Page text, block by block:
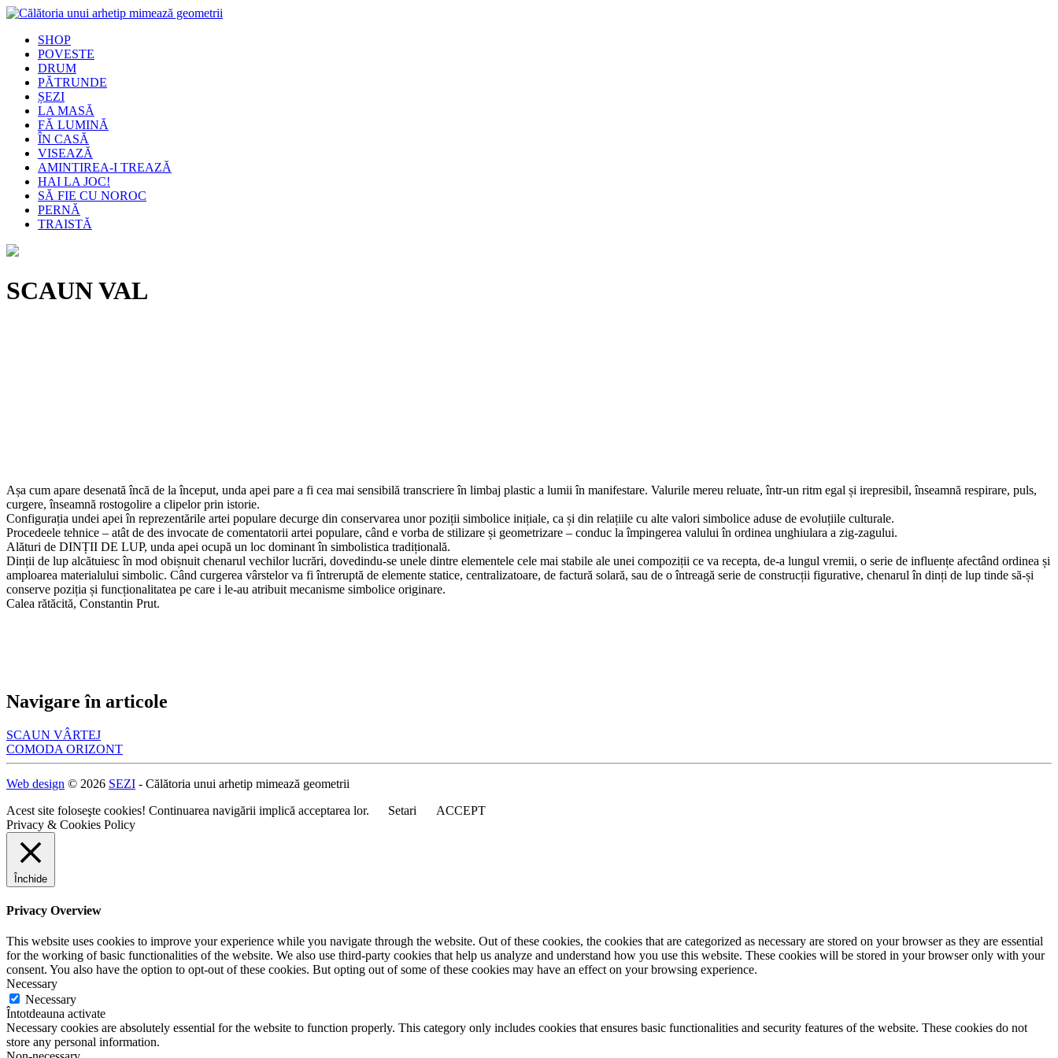
SHOP
POVESTE
DRUM
PĂTRUNDE
ȘEZI
LA MASĂ
FĂ LUMINĂ
ÎN CASĂ
VISEAZĂ
AMINTIREA-I TREAZĂ
HAI LA JOC!
SĂ FIE CU NOROC
PERNĂ
TRAISTĂ
SCAUN VAL
Așa cum apare desenată încă de la început, unda apei pare a fi cea mai sensibilă transcriere în limbaj plastic a lumii în manifestare. Valurile mereu reluate, într-un ritm egal și irepresibil, înseamnă respirare, puls,
curgere, înseamnă rostogolire a clipelor prin istorie.
Configurația undei apei în reprezentările artei populare decurge din conservarea unor poziții simbolice inițiale, ca și din relațiile cu alte valori simbolice aduse de evoluțiile culturale.
Procedeele tehnice – atât de des invocate de comentatorii artei populare, când e vorba de stilizare și geometrizare – conduc la împingerea valului în ordinea unghiulara a zig-zagului.
Alături de DINȚII DE LUP, unda apei ocupă un loc dominant în simbolistica tradițională.
Dinții de lup alcătuiesc în mod obișnuit chenarul vechilor lucrări, dovedindu-se unele dintre elementele cele mai stabile ale unei compoziții ce va recepta, de-a lungul vremii, o serie de influențe afectând ordinea și
amploarea materialului simbolic. Când curgerea vârstelor va fi întreruptă de elemente statice, centralizatoare, de factură solară, sau de o întreagă serie de construcții figurative, chenarul în dinți de lup tinde să-și
conserve poziția și funcționalitatea pe care i le-au atribuit mecanisme simbolice originare.
Calea rătăcită, Constantin Prut.
Navigare în articole
SCAUN VÂRTEJ
COMODA ORIZONT
Web design © 2026 SEZI - Călătoria unui arhetip mimează geometrii
Acest site foloseşte cookies! Continuarea navigării implică acceptarea lor.
Setari
ACCEPT
Privacy & Cookies Policy
Închide
Privacy Overview
This website uses cookies to improve your experience while you navigate through the website. Out of these cookies, the cookies that are categorized as necessary are stored on your browser as they are essential
for the working of basic functionalities of the website. We also use third-party cookies that help us analyze and understand how you use this website. These cookies will be stored in your browser only with your
consent. You also have the option to opt-out of these cookies. But opting out of some of these cookies may have an effect on your browsing experience.
Necessary
Necessary
Întotdeauna activate
Necessary cookies are absolutely essential for the website to function properly. This category only includes cookies that ensures basic functionalities and security features of the website. These cookies do not
store any personal information.